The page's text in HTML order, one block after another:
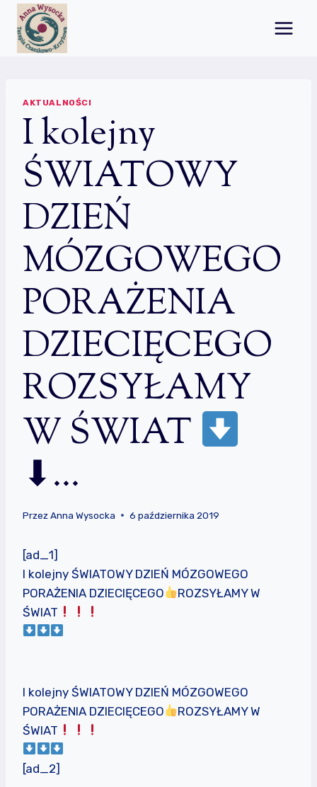
Przejdź
treści
AKTUALNOŚCI
I kolejny
ŚWIATOWY
DZIEŃ
MÓZGOWEGO
PORAŻENIA
DZIECIĘCEGO
ROZSYŁAMY
W ŚWIAT
⬇…
PrzezAnna Wysocka 6 października 2019
[ad_1]
I kolejny ŚWIATOWY DZIEŃ MÓZGOWEGO
PORAŻENIA DZIECIĘCEGO
ROZSYŁAMY W
ŚWIAT
I kolejny ŚWIATOWY DZIEŃ MÓZGOWEGO
PORAŻENIA DZIECIĘCEGO
ROZSYŁAMY W
ŚWIAT
[ad_2]